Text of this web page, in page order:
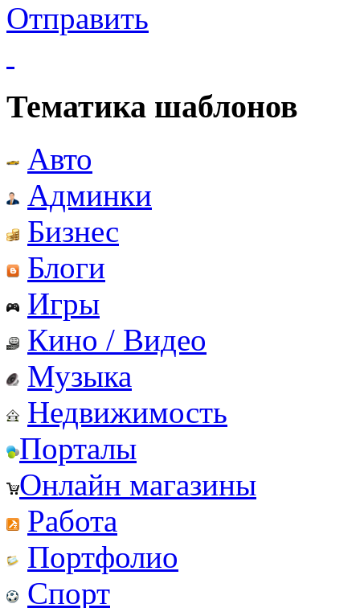
Отправить
Тематика шаблонов
Авто
Админки
Бизнес
Блоги
Игры
Кино / Видео
Музыка
Недвижимость
Порталы
Онлайн магазины
Работа
Портфолио
Спорт